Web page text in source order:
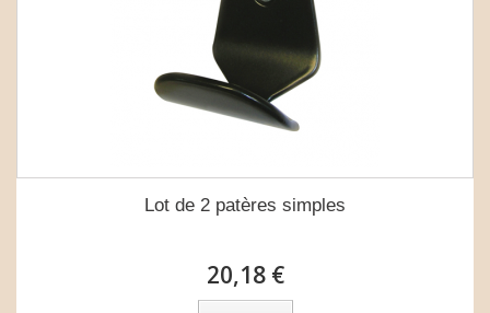
Lot de 2 patères simples
20,18 €